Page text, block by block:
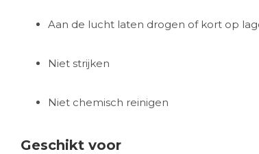
Aan de lucht laten drogen of kort op
Niet strijken
Niet chemisch reinigen
Geschikt voor